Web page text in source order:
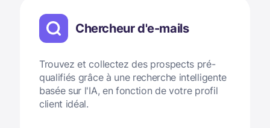
Chercheur d'e-mails
Trouvez et collectez des prospects pré-
qualifiés grâce à une recherche intelligente
basée sur l'IA, en fonction de votre profil
client idéal.